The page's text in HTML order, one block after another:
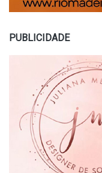
PUBLICIDADE